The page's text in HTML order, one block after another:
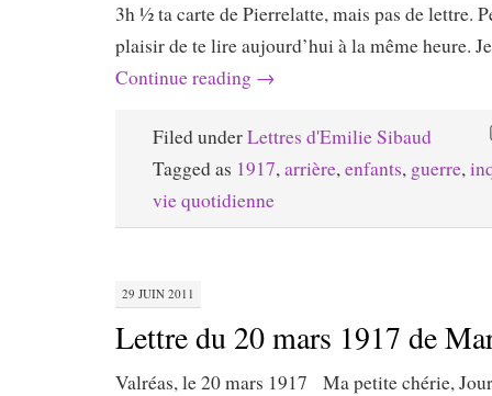
3h ½ ta carte de Pierrelatte, mais pas de lettre.
plaisir de te lire aujourd’hui à la même heure.
Continue reading →
Filed underLettres d'Emilie Sibaud
Tagged as 1917,arrière,enfants, guerre,
vie quotidienne
29 JUIN 2011
Lettre du 20 mars 1917 de
Valréas, le 20 mars 1917 Ma petite chérie,